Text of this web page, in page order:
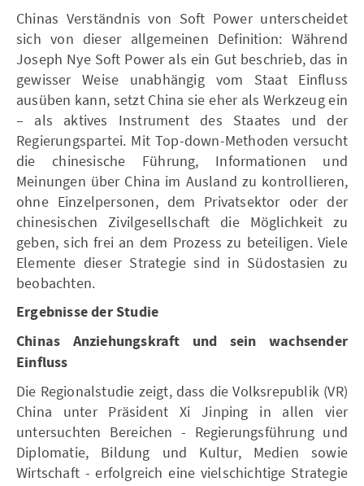
Chinas Verständnis von Soft Power unterscheidet
sich von dieser allgemeinen Definition: Während
Joseph Nye Soft Power als ein Gut beschrieb, das in
gewisser Weise unabhängig vom Staat Einfluss
ausüben kann, setzt China sie eher als Werkzeug ein
– als aktives Instrument des Staates und der
Regierungspartei. Mit Top-down-Methoden versucht
die chinesische Führung, Informationen und
Meinungen über China im Ausland zu kontrollieren,
ohne Einzelpersonen, dem Privatsektor oder der
chinesischen Zivilgesellschaft die Möglichkeit zu
geben, sich frei an dem Prozess zu beteiligen. Viele
Elemente dieser Strategie sind in Südostasien zu
beobachten.
Ergebnisse der Studie
Chinas Anziehungskraft und sein wachsender
Einfluss
Die Regionalstudie zeigt, dass die Volksrepublik (VR)
China unter Präsident Xi Jinping in allen vier
untersuchten Bereichen - Regierungsführung und
Diplomatie, Bildung und Kultur, Medien sowie
Wirtschaft - erfolgreich eine vielschichtige Strategie